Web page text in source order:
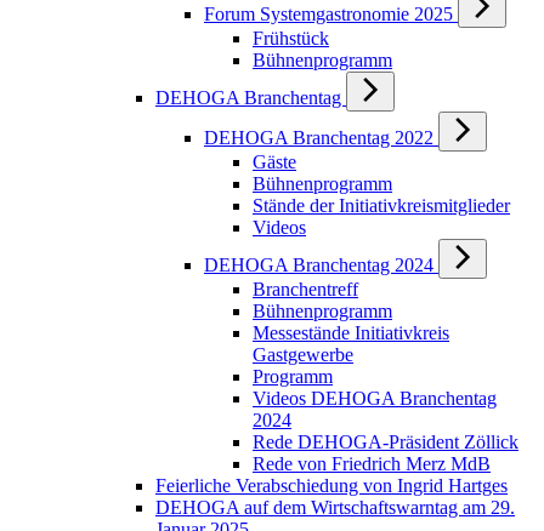
Forum Systemgastronomie 2025
Frühstück
Bühnenprogramm
DEHOGA Branchentag
DEHOGA Branchentag 2022
Gäste
Bühnenprogramm
Stände der Initiativkreismitglieder
Videos
DEHOGA Branchentag 2024
Branchentreff
Bühnenprogramm
Messestände Initiativkreis
Gastgewerbe
Programm
Videos DEHOGA Branchentag
2024
Rede DEHOGA-Präsident Zöllick
Rede von Friedrich Merz MdB
Feierliche Verabschiedung von Ingrid Hartges
DEHOGA auf dem Wirtschaftswarntag am 29.